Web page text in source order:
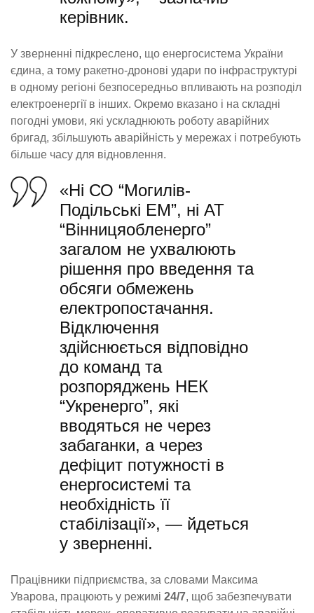
керівник.
У зверненні підкреслено, що енергосистема України
єдина, а тому ракетно-дронові удари по інфраструктурі
в одному регіоні безпосередньо впливають на розподіл
електроенергії в інших. Окремо вказано і на складні
погодні умови, які ускладнюють роботу аварійних
бригад, збільшують аварійність у мережах і потребують
більше часу для відновлення.
«Ні СО “Могилів-
Подільські ЕМ”, ні АТ
“Вінницяобленерго”
загалом не ухвалюють
рішення про введення та
обсяги обмежень
електропостачання.
Відключення
здійснюється відповідно
до команд та
розпоряджень НЕК
“Укренерго”, які
вводяться не через
забаганки, а через
дефіцит потужності в
енергосистемі та
необхідність її
стабілізації», — йдеться
у зверненні.
Працівники підприємства, за словами Максима
Уварова, працюють у режимі 24/7, щоб забезпечувати